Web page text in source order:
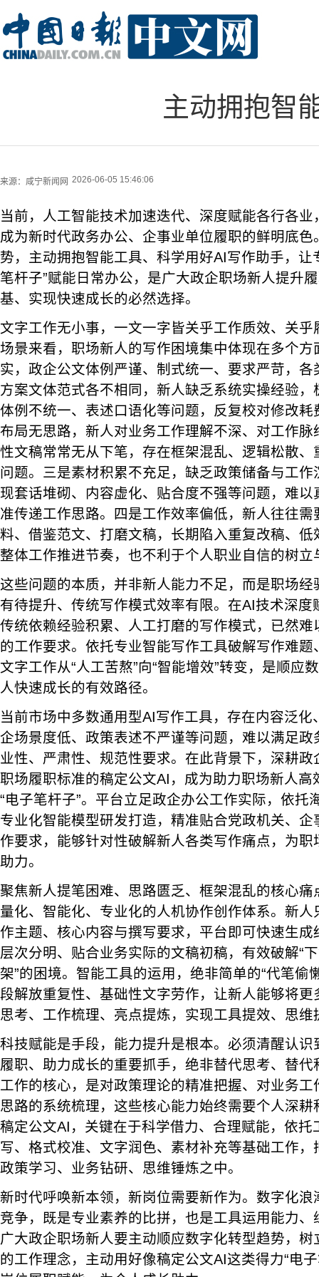
主动拥抱智
来源： 咸宁新闻网 2026-06-05 15:46:06
当前，人工智能技术加速迭代、深度赋能各行各
成为新时代政务办公、企事业单位履职的鲜明底
势，主动拥抱智能工具、科学用好AI写作助手，让
笔杆子”赋能日常办公，是广大政企职场新人提升
基、实现快速成长的必然选择。
文字工作无小事，一文一字皆关乎工作质效、关
场景来看，职场新人的写作困境集中体现在多个
实，政企公文体例严谨、制式统一、要求严苛，
方案文体范式各不相同，新人缺乏系统实操经验
体例不统一、表述口语化等问题，反复校对修改
布局无思路，新人对业务工作理解不深、对工作
性文稿常常无从下笔，存在框架混乱、逻辑松散
问题。三是素材积累不充足，缺乏政策储备与工
现套话堆砌、内容虚化、贴合度不强等问题，难
准传递工作思路。四是工作效率偏低，新人往往
料、借鉴范文、打磨文稿，长期陷入重复改稿、
整体工作推进节奏，也不利于个人职业自信的树
这些问题的本质，并非新人能力不足，而是职场
有待提升、传统写作模式效率有限。在AI技术深度
传统依赖经验积累、人工打磨的写作模式，已然
的工作要求。依托专业智能写作工具破解写作难
文字工作从“人工苦熬”向“智能增效”转变，是顺应
人快速成长的有效路径。
当前市场中多数通用型AI写作工具，存在内容泛化
企场景度低、政策表述不严谨等问题，难以满足
业性、严肃性、规范性要求。在此背景下，深耕
职场履职标准的稿定公文AI，成为助力职场新人高
“电子笔杆子”。平台立足政企办公工作实际，依托
专业化智能模型研发打造，精准贴合党政机关、
作要求，能够针对性破解新人各类写作痛点，为
助力。
聚焦新人提笔困难、思路匮乏、框架混乱的核心
量化、智能化、专业化的人机协作创作体系。新
作主题、核心内容与撰写要求，平台即可快速生
层次分明、贴合业务实际的文稿初稿，有效破解“
架”的困境。智能工具的运用，绝非简单的“代笔偷
段解放重复性、基础性文字劳作，让新人能够将
思考、工作梳理、亮点提炼，实现工具提效、思维
科技赋能是手段，能力提升是根本。必须清醒认
履职、助力成长的重要抓手，绝非替代思考、替
工作的核心，是对政策理论的精准把握、对业务
思路的系统梳理，这些核心能力始终需要个人深
稿定公文AI，关键在于科学借力、合理赋能，依托
写、格式校准、文字润色、素材补充等基础工作
政策学习、业务钻研、思维锤炼之中。
新时代呼唤新本领，新岗位需要新作为。数字化
竞争，既是专业素养的比拼，也是工具运用能力
广大政企职场新人要主动顺应数字化转型趋势，
的工作理念，主动用好像稿定公文AI这类得力“电